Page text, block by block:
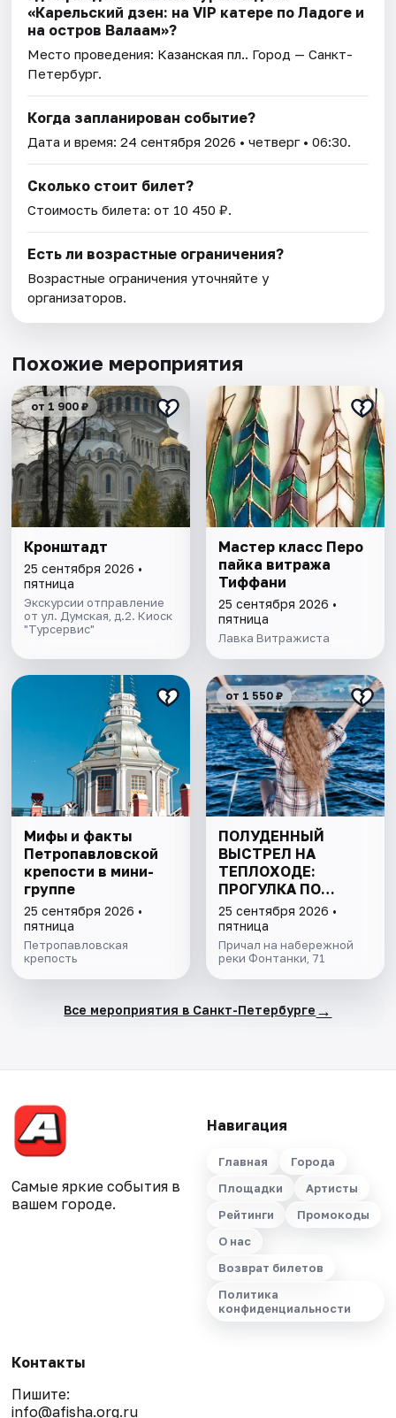
«Карельский дзен: на VIP катере по Ладоге и
на остров Валаам»?
Место проведения: Казанская пл.. Город — Санкт-
Петербург.
Когда запланирован событие?
Дата и время:24 сентября 2026 • четверг • 06:30.
Сколько стоит билет?
Стоимость билета: от 10 450 ₽.
Есть ли возрастные ограничения?
Возрастные ограничения уточняйте у
организаторов.
Похожие мероприятия
от 1 900 ₽
Кронштадт
25 сентября 2026 •
пятница
Экскурсии отправление
от ул. Думская, д.2. Киоск
"Турсервис"
Мастер класс Перо
пайка витража
Тиффани
25 сентября 2026 •
пятница
Лавка Витражиста
Мифы и факты
Петропавловской
крепости в мини-
группе
25 сентября 2026 •
пятница
Петропавловская
крепость
от 1 550 ₽
ПОЛУДЕННЫЙ
ВЫСТРЕЛ НА
ТЕПЛОХОДЕ:
ПРОГУЛКА ПО
КАНАЛАМ
ПЕТЕРБУРГА С
ДЕТЬМИ
25 сентября 2026 •
пятница
Причал на набережной
реки Фонтанки, 71
Все мероприятия в Санкт-Петербурге →
Самые яркие события в
вашем городе.
Навигация
Главная
Города
Площадки
Артисты
Рейтинги
Промокоды
О нас
Возврат билетов
Политика
конфиденциальности
Контакты
Пишите:
info@afisha.org.ru